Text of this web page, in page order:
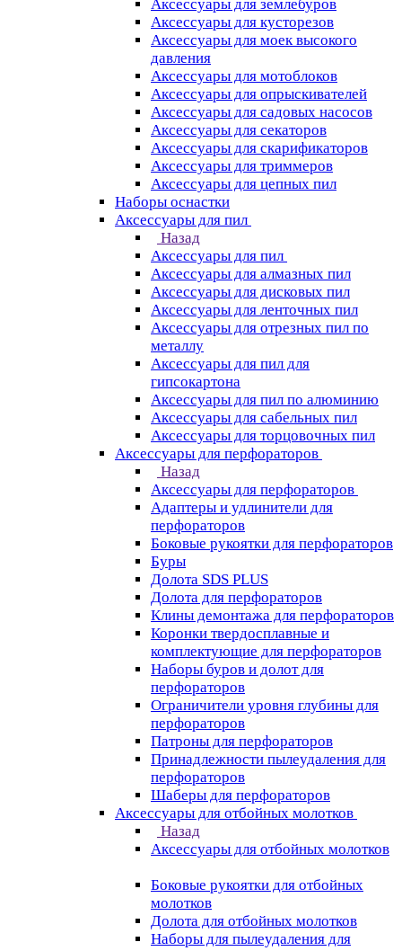
Аксессуары для землебуров
Аксессуары для кусторезов
Аксессуары для моек высокого
давления
Аксессуары для мотоблоков
Аксессуары для опрыскивателей
Аксессуары для садовых насосов
Аксессуары для секаторов
Аксессуары для скарификаторов
Аксессуары для триммеров
Аксессуары для цепных пил
Наборы оснастки
Аксессуары для пил
Назад
Аксессуары для пил
Аксессуары для алмазных пил
Аксессуары для дисковых пил
Аксессуары для ленточных пил
Аксессуары для отрезных пил по
металлу
Аксессуары для пил для
гипсокартона
Аксессуары для пил по алюминию
Аксессуары для сабельных пил
Аксессуары для торцовочных пил
Аксессуары для перфораторов
Назад
Аксессуары для перфораторов
Адаптеры и удлинители для
перфораторов
Боковые рукоятки для перфораторов
Буры
Долота SDS PLUS
Долота для перфораторов
Клины демонтажа для перфораторов
Коронки твердосплавные и
комплектующие для перфораторов
Наборы буров и долот для
перфораторов
Ограничители уровня глубины для
перфораторов
Патроны для перфораторов
Принадлежности пылеудаления для
перфораторов
Шаберы для перфораторов
Аксессуары для отбойных молотков
Назад
Аксессуары для отбойных молотков
Боковые рукоятки для отбойных
молотков
Долота для отбойных молотков
Наборы для пылеудаления для